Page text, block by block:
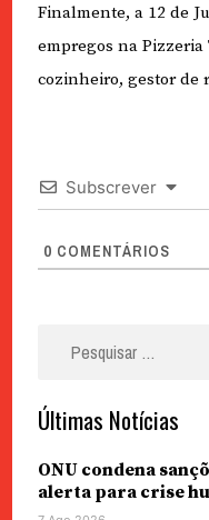
Finalmente, a 12 de
empregos na Pizzeria
cozinheiro, gestor de
Subscrever
0 COMENTÁRIOS
Últimas Notícias
ONU condena
alerta para crise